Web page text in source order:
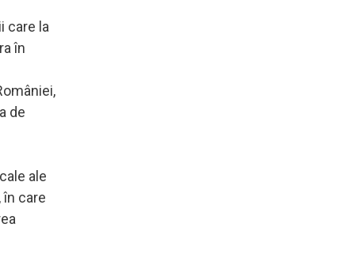
care la
în
de
ale
în care